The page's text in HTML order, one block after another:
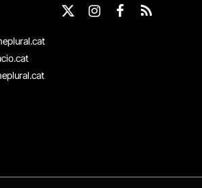
X
Instagram
Facebook
RSS